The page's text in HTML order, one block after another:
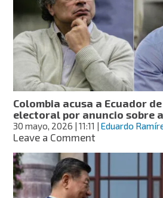
mayoría
de
exportaciones
ante
propuesta
arancelaria
de
EE.
UU.
Colombia acusa a Ecuador
electoral por anuncio sobre
30 mayo, 2026 | 11:11 |Eduardo
Leave a Commenton
Ecuador